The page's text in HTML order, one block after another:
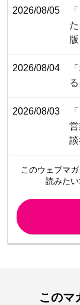
2026/08/05
2026/08/04
2026/08/03
このウェブマ
読みた
このマ